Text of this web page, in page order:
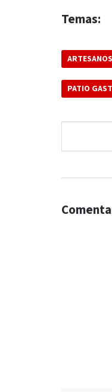
Temas:
ARTESANOS
PATIO